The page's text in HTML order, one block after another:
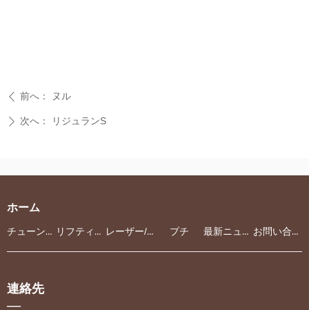
ꄴ 前へ： ヌル
ꄲ 次へ： リジュランS
ホーム
チューンクリニック リフティング レーザー/光治療 プチ 最新ニュース お問い合わせ
連絡先
—